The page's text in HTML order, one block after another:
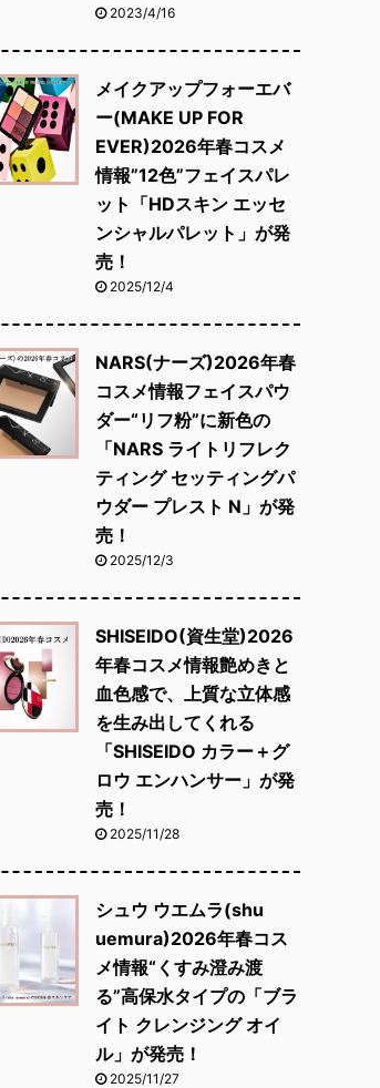
2023/4/16
メイクアップフォーエバ
ー(MAKE UP FOR
EVER)2026年春コスメ
情報”12色”フェイスパレ
ット「HDスキン エッセ
ンシャルパレット」が発
売！
2025/12/4
NARS(ナーズ)2026年春
コスメ情報フェイスパウ
ダー“リフ粉”に新色の
「NARS ライトリフレク
ティング セッティングパ
ウダー プレスト N」が発
売！
2025/12/3
SHISEIDO(資生堂)2026
年春コスメ情報艶めきと
血色感で、上質な立体感
を生み出してくれる
「SHISEIDO カラー＋グ
ロウ エンハンサー」が発
売！
2025/11/28
シュウ ウエムラ(shu
uemura)2026年春コス
メ情報“くすみ澄み渡
る”高保水タイプの「ブラ
イト クレンジング オイ
ル」が発売！
2025/11/27